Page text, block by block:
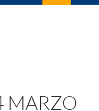
MARZO